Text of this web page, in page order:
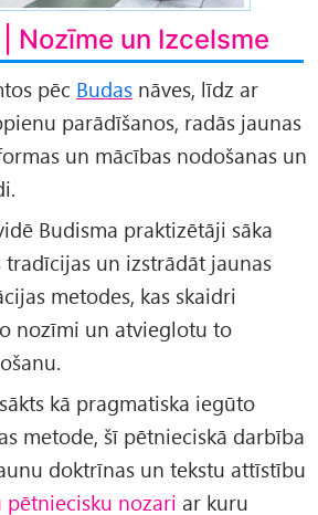
Nozīme un Izcelsme
pēc Budas nāves, līdz ar
parādīšanos, radās jaunas
un mācības nodošanas un
Budisma praktizētāji sāka
tradīcijas un izstrādāt jaunas
metodes, kas skaidri
nozīmi un atvieglotu to
kā pragmatiska iegūto
metode, šī pētnieciskā darbība
doktrīnas un tekstu attīstību
pētniecisku nozari ar kuru